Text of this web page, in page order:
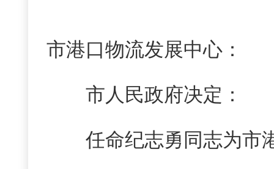
市港口物流发展中心：
市人民政府决定：
任命纪志勇同志为市